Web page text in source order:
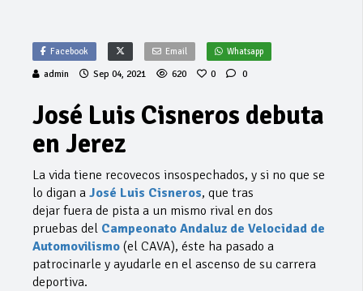
Facebook Email Whatsapp
admin Sep 04, 2021 620 0 0
José Luis Cisneros debuta
en Jerez
La vida tiene recovecos insospechados, y si no que se
lo digan a José Luis Cisneros, que tras
dejar fuera de pista a un mismo rival en dos
pruebas del Campeonato Andaluz de Velocidad de
Automovilismo (el CAVA), éste ha pasado a
patrocinarle y ayudarle en el ascenso de su carrera
deportiva.